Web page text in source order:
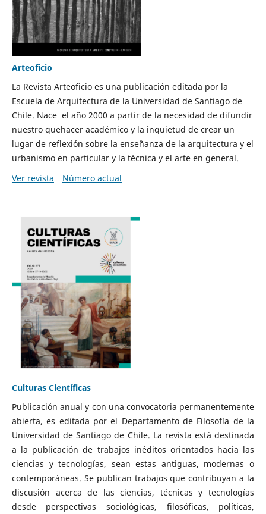
Arteoficio
La Revista Arteoficio es una publicación editada por la
Escuela de Arquitectura de la Universidad de Santiago de
Chile. Nace el año 2000 a partir de la necesidad de difundir
nuestro quehacer académico y la inquietud de crear un
lugar de reflexión sobre la enseñanza de la arquitectura y el
urbanismo en particular y la técnica y el arte en general.
Ver revista
Número actual
Culturas Científicas
Publicación anual y con una convocatoria permanentemente
abierta, es editada por el Departamento de Filosofía de la
Universidad de Santiago de Chile. La revista está destinada
a la publicación de trabajos inéditos orientados hacia las
ciencias y tecnologías, sean estas antiguas, modernas o
contemporáneas. Se publican trabajos que contribuyan a la
discusión acerca de las ciencias, técnicas y tecnologías
desde perspectivas sociológicas, filosóficas, políticas,